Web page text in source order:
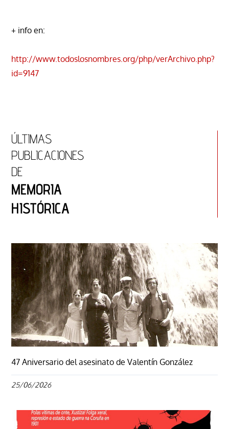
+ info en:
http://www.todoslosnombres.org/php/verArchivo.php?
id=9147
ÚLTIMAS
PUBLICACIONES
DE
MEMORIA
HISTÓRICA
47 Aniversario del asesinato de Valentín González
25/06/2026
PáginaPáginaPágina Página